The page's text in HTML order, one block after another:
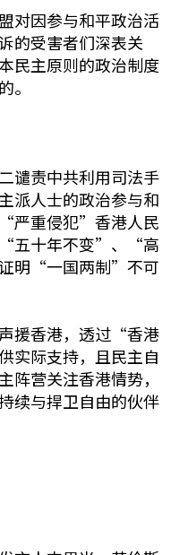
对因参与和平政治活
的受害者们深表关
民主原则的政治制度
。
谴责中共利用司法手
派人士的政治参与和
严重侵犯”香港人民
“五十年不变”、“高
明“一国两制”不可
援香港，透过“香港
实际支持，且民主自
阵营关注香港情势，
续与捍卫自由的伙伴